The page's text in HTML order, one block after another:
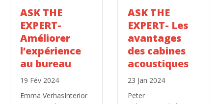
ASK THE
EXPERT-
Améliorer
l’expérience
au bureau
19 Fév 2024
Emma VerhasInterior
ASK THE
EXPERT- Les
avantages
des cabines
acoustiques
23 Jan 2024
Peter